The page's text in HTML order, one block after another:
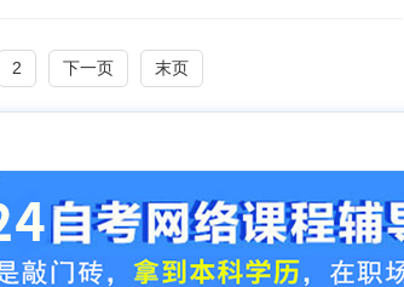
2 下一页 末页